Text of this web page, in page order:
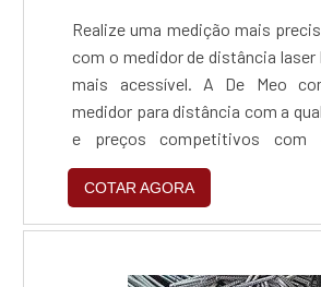
Realize uma medição mais
com o medidor de distância laser
mais acessível. A De Meo
medidor para distância com a
e preços competitivos com
Confira!Um equipamento
peculiaridades de sua
aumentam sua vida útil.
sua bateria
COTAR AGORA